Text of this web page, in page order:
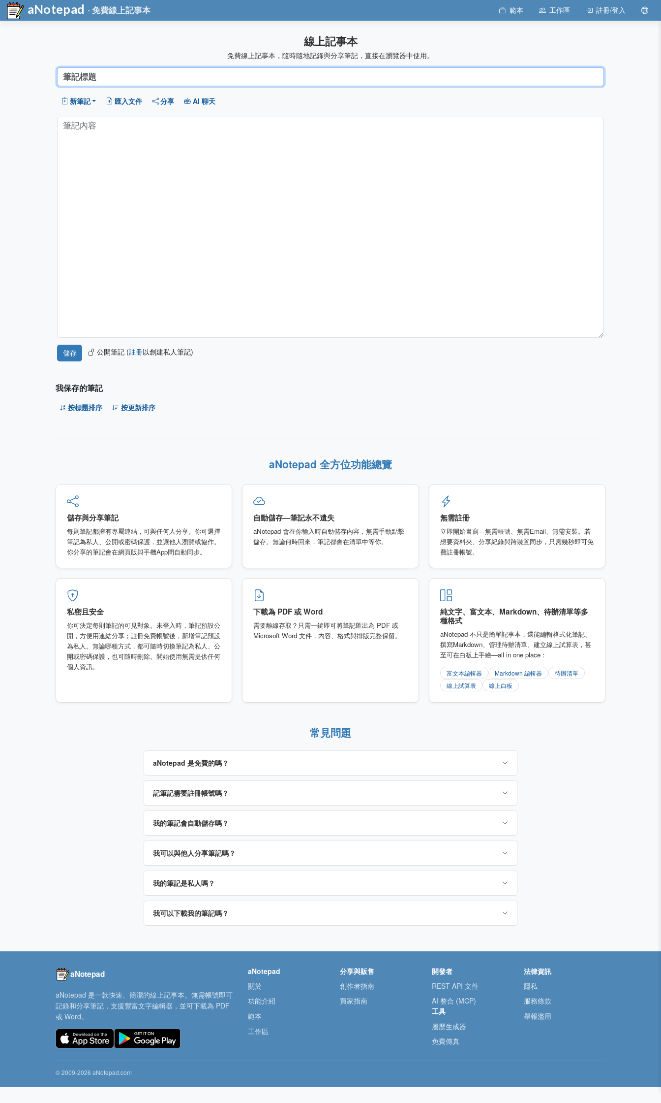
aNotepad - 免費線上記事本 範本 工作區 註冊/登入
線上記事本
免費線上記事本，隨時隨地記錄與分享筆記，直接在瀏覽器中使用。
新筆記 匯入文件 分享 AI 聊天
公開筆記 (註冊以創建私人筆記)
我保存的筆記
按標題排序 按更新排序
aNotepad 全方位功能總覽
儲存與分享筆記
每則筆記都擁有專屬連結，可與任何人分享。你可選擇
筆記為私人、公開或密碼保護，並讓他人瀏覽或協作。
你分享的筆記會在網頁版與手機App間自動同步。
自動儲存—筆記永不遺失
aNotepad 會在你輸入時自動儲存內容，無需手動點擊
儲存。無論何時回來，筆記都會在清單中等你。
無需註冊
立即開始書寫—無需帳號、無需Email、無需安裝。若
想要資料夾、分享紀錄與跨裝置同步，只需幾秒即可免
費註冊帳號。
私密且安全
你可決定每則筆記的可見對象。未登入時，筆記預設公
開，方便用連結分享；註冊免費帳號後，新增筆記預設
為私人。無論哪種方式，都可隨時切換筆記為私人、公
開或密碼保護，也可隨時刪除。開始使用無需提供任何
個人資訊。
下載為 PDF 或 Word
需要離線存取？只需一鍵即可將筆記匯出為 PDF 或
Microsoft Word 文件，內容、格式與排版完整保留。
純文字、富文本、Markdown、待辦清單等多
種格式
aNotepad 不只是簡單記事本，還能編輯格式化筆記、
撰寫Markdown、管理待辦清單、建立線上試算表，甚
至可在白板上手繪—all in one place：
富文本編輯器 Markdown 編輯器
待辦清單
線上試算表
線上白板
常見問題
aNotepad 是免費的嗎？
記筆記需要註冊帳號嗎？
我的筆記會自動儲存嗎？
我可以與他人分享筆記嗎？
我的筆記是私人嗎？
我可以下載我的筆記嗎？
aNotepad
aNotepad 是一款快速、簡潔的線上記事本。無需帳號即可
記錄和分享筆記，支援豐富文字編輯器，並可下載為 PDF
或 Word。
aNotepad
關於
功能介紹
範本
工作區
分享與販售
創作者指南
買家指南
開發者
REST API 文件
AI 整合 (MCP)
工具
履歷生成器
免費傳真
法律資訊
隱私
服務條款
舉報濫用
© 2009-2026 aNotepad.com